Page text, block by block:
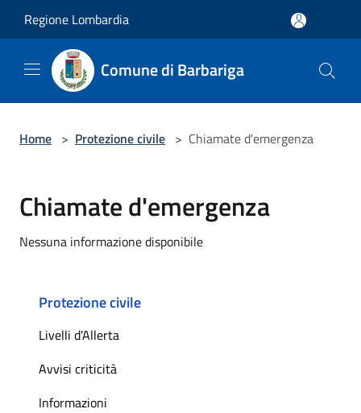
Regione Lombardia
Comune di Barbariga
Home > Protezione civile > Chiamate d'emergenza
Chiamate d'emergenza
Nessuna informazione disponibile
Protezione civile
Livelli d'Allerta
Avvisi criticità
Informazioni